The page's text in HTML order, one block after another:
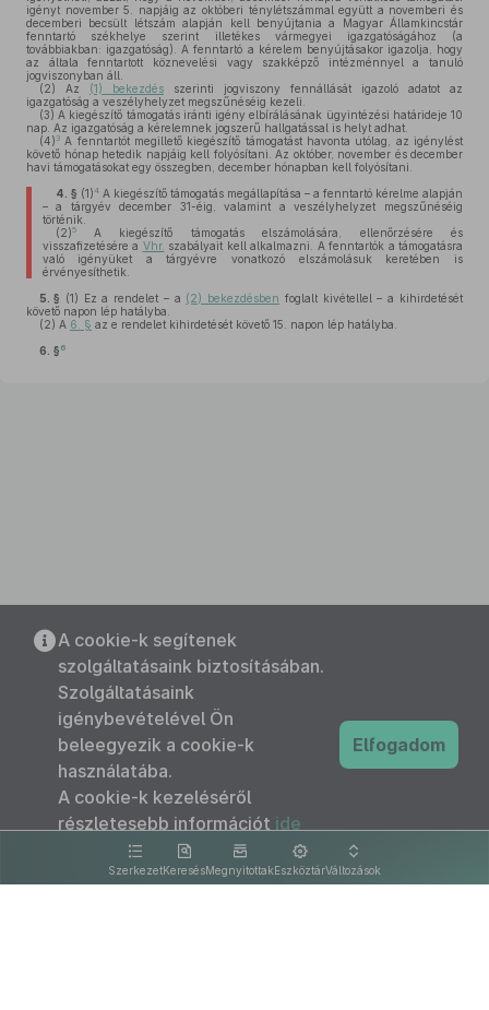
igényt november 5. napjáig az októberi ténylétszámmal együtt a novemberi és
decemberi becsült létszám alapján kell benyújtania a Magyar Államkincstár
fenntartó székhelye szerint illetékes vármegyei igazgatóságához (a
továbbiakban: igazgatóság). A fenntartó a kérelem benyújtásakor igazolja, hogy
az általa fenntartott köznevelési vagy szakképző intézménnyel a tanuló
jogviszonyban áll.
(2) Az (1) bekezdés szerinti jogviszony fennállását igazoló adatot az
igazgatóság a veszélyhelyzet megszűnéséig kezeli.
(3) A kiegészítő támogatás iránti igény elbírálásának ügyintézési határideje 10
nap. Az igazgatóság a kérelemnek jogszerű hallgatással is helyt adhat.
(4) 3 A fenntartót megillető kiegészítő támogatást havonta utólag, az igénylést
követő hónap hetedik napjáig kell folyósítani. Az október, november és december
havi támogatásokat egy összegben, december hónapban kell folyósítani.
4. § (1)4A kiegészítő támogatás megállapítása – a fenntartó kérelme alapján
– a tárgyév december 31-éig, valamint a veszélyhelyzet megszűnéséig
történik.
(2)5A kiegészítő támogatás elszámolására, ellenőrzésére és
visszafizetésére a Vhr. szabályait kell alkalmazni. A fenntartók a támogatásra
való igényüket a tárgyévre vonatkozó elszámolásuk keretében is
érvényesíthetik.
5. § (1) Ez a rendelet – a (2) bekezdésben foglalt kivétellel – a kihirdetését
követő napon lép hatályba.
(2) A 6. § az e rendelet kihirdetését követő 15. napon lép hatályba.
6. § 6
SzerkezetKeresésMegnyitottakEszköztárVáltozások
A cookie-k segítenek
szolgáltatásaink biztosításában.
Szolgáltatásaink
igénybevételével Ön
beleegyezik a cookie-k
használatába.
A cookie-k kezeléséről
részletesebb információt ide
kattintva olvashat.
Elfogadom